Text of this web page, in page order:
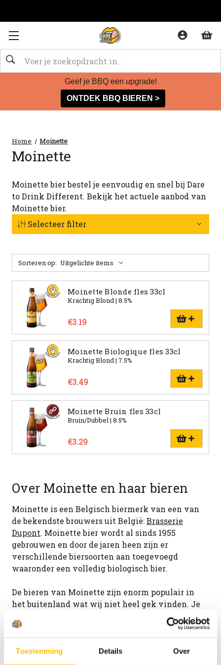
Toestemming Details Over
Zoeken
Geef je BBQ een upgrade!
ONTDEK BBQ BIEREN >
Home Moinette
Moinette
Moinette bier bestel je eenvoudig en snel bij Dare
to Drink Different. Bekijk het actuele aanbod van
Moinette bier.
Selecteer filter
Sorteren op:
Moinette Blonde fles 33cl
Krachtig Blond | 8.5%
€3.19
Moinette Biologique fles 33cl
Krachtig Blond | 7.5%
€3.49
Moinette Bruin fles 33cl
Bruin/Dubbel | 8.5%
€3.29
Over Moinette en haar bieren
Moinette is een Belgisch biermerk van een van
de bekendste brouwers uit België:Brasserie
Dupont. Moinette bier wordt al sinds 1955
gebrouwen en door de jaren heen zijn er
verschillende biersoorten aan toegevoegd
waaronder een volledig biologisch bier.
De bieren van Moinette zijn enorm populair in
het buitenland wat wij niet heel gek vinden. Je
proeft namelijk de jaren aan ervaring in de bieren
van deze traditionele familiebrouwerij.
Ben je benieuwd geraakt naar de bieren van